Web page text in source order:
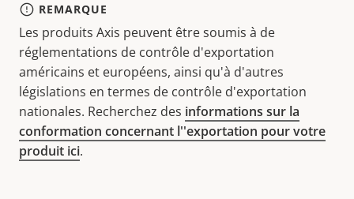
REMARQUE
Les produits Axis peuvent être soumis à de
réglementations de contrôle d'exportation
américains et européens, ainsi qu'à d'autres
législations en termes de contrôle d'exportation
nationales. Recherchez des informations sur la
conformation concernant l''exportation pour votre
produit ici.